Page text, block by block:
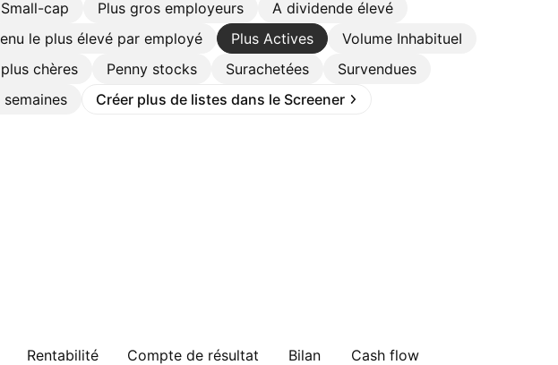
Small-cap Plus gros employeurs
A dividende élevé
le plus élevé par employé Plus Actives
Volume InhabitueI
chères Penny stocks Surachetées
Survendues
Créer plus de listes dans le Screener
Rentabilité Compte de résultat Bilan Cash flow